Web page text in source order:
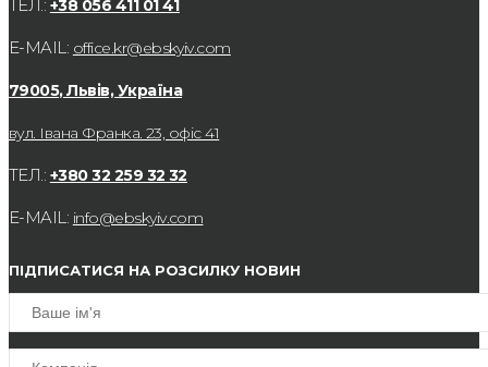
ТЕЛ.: +38 056 411 01 41
E-MAIL: office.kr@ebskyiv.com
79005, Львів, Україна
вул. Івана Франка. 23, офіс 41
ТЕЛ.: +380 32 259 32 32
E-MAIL: info@ebskyiv.com
ПІДПИСАТИСЯ НА РОЗСИЛКУ НОВИН